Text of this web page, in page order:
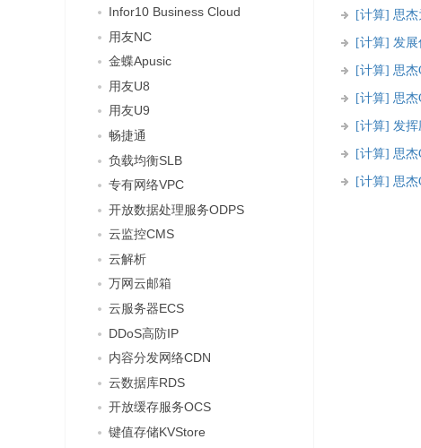
Infor10 Business Cloud
用友NC
金蝶Apusic
用友U8
用友U9
畅捷通
负载均衡SLB
专有网络VPC
开放数据处理服务ODPS
云监控CMS
云解析
万网云邮箱
云服务器ECS
DDoS高防IP
内容分发网络CDN
云数据库RDS
开放缓存服务OCS
键值存储KVStore
[计算] 思杰
[计算] 发展
[计算] 思杰
[计算] 思杰
[计算] 发挥
[计算] 思杰
[计算] 思杰